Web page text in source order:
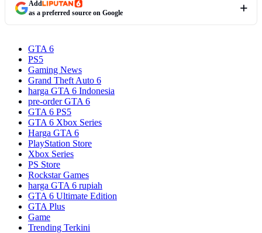
Add
as a preferred source on Google
GTA 6
PS5
Gaming News
Grand Theft Auto 6
harga GTA 6 Indonesia
pre-order GTA 6
GTA 6 PS5
GTA 6 Xbox Series
Harga GTA 6
PlayStation Store
Xbox Series
PS Store
Rockstar Games
harga GTA 6 rupiah
GTA 6 Ultimate Edition
GTA Plus
Game
Trending Terkini